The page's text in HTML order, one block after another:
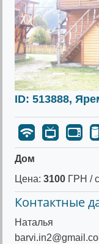
Предыдущее
ID: 513888,
Дом
Цена: 3100 ГРН /
Контактные
Наталья